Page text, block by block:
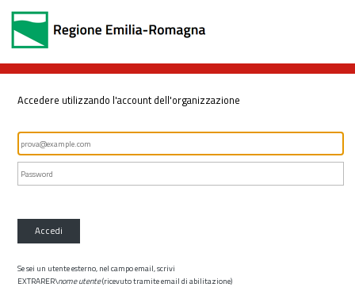
Accedere utilizzando l'account dell'organizzazione
Accedi
Se sei un utente esterno, nel campo email, scrivi
EXTRARER\nome utente(ricevuto tramite email di abilitazione)